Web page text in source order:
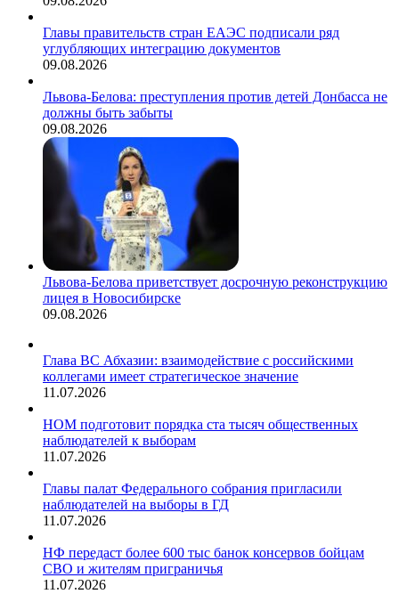
Главы правительств стран ЕАЭС подписали ряд
углубляющих интеграцию документов
09.08.2026
Львова-Белова: преступления против детей Донбасса не
должны быть забыты
09.08.2026
Львова-Белова приветствует досрочную реконструкцию
лицея в Новосибирске
09.08.2026
Глава ВС Абхазии: взаимодействие с российскими
коллегами имеет стратегическое значение
11.07.2026
НОМ подготовит порядка ста тысяч общественных
наблюдателей к выборам
11.07.2026
Главы палат Федерального собрания пригласили
наблюдателей на выборы в ГД
11.07.2026
НФ передаст более 600 тыс банок консервов бойцам
СВО и жителям приграничья
11.07.2026